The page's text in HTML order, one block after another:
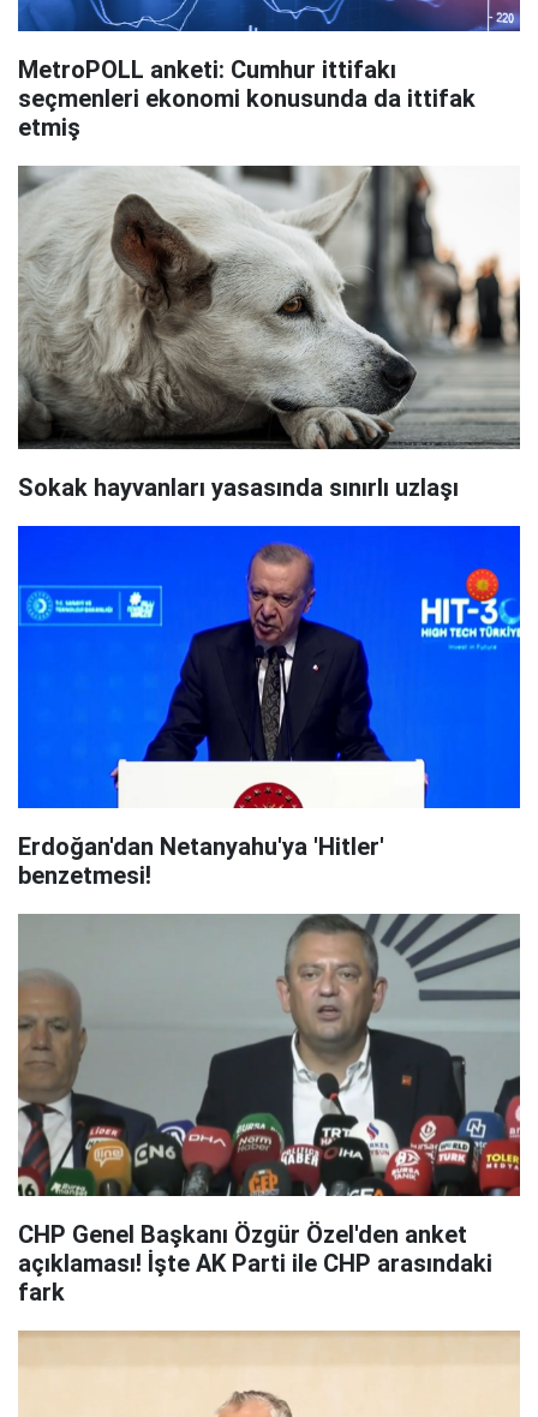
MetroPOLL anketi: Cumhur ittifakı
seçmenleri ekonomi konusunda da ittifak
etmiş
Sokak hayvanları yasasında sınırlı uzlaşı
Erdoğan'dan Netanyahu'ya 'Hitler'
benzetmesi!
CHP Genel Başkanı Özgür Özel'den anket
açıklaması! İşte AK Parti ile CHP arasındaki
fark